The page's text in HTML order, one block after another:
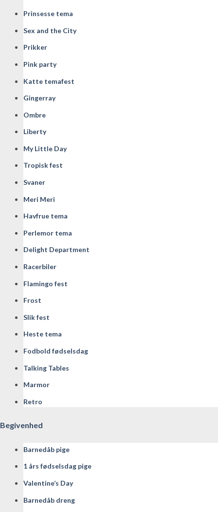
Prinsesse tema
Sex and the City
Prikker
Pink party
Katte temafest
Gingerray
Ombre
Liberty
My Little Day
Tropisk fest
Svaner
Meri Meri
Havfrue tema
Perlemor tema
Delight Department
Racerbiler
Flamingo fest
Frost
Slik fest
Heste tema
Fodbold fødselsdag
Talking Tables
Marmor
Retro
Begivenhed
Barnedåb pige
1 års fødselsdag pige
Valentine’s Day
Barnedåb dreng